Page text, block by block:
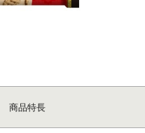
商品特長